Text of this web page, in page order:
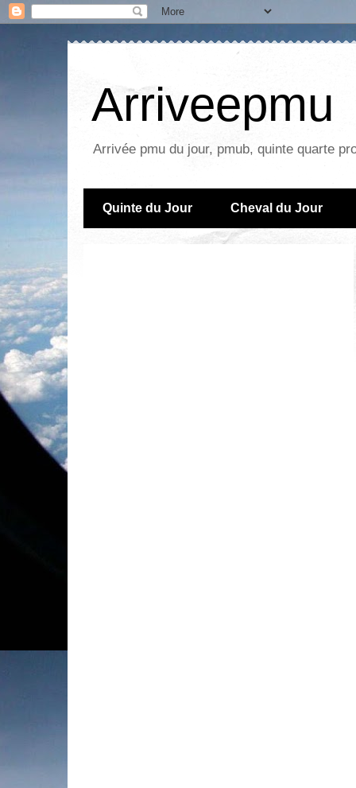
Arriveepmu
Arrivée pmu du jour, pmub, quinte quarte
Quinte du Jour Cheval du Jour